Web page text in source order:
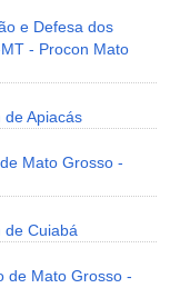
e Defesa dos
- Procon Mato
Apiacás
Mato Grosso -
de Cuiabá
de Mato Grosso -